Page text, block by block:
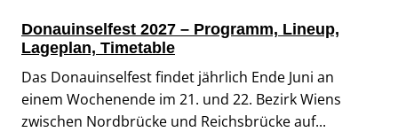
Donauinselfest 2027 – Programm, Lineup,
Lageplan, Timetable
Das Donauinselfest findet jährlich Ende Juni an
einem Wochenende im 21. und 22. Bezirk Wiens
zwischen Nordbrücke und Reichsbrücke auf...